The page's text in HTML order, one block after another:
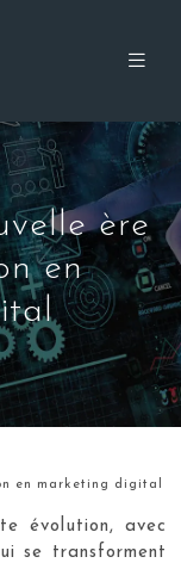
ère
en
en marketing digital
évolution, avec
se transforment